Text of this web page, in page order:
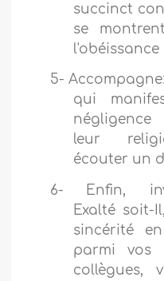
succinct
se
l'obéissance
5-
qui
leur
écouter un
6-
Enfin,
Exalté soit-
sincérité
parmi vos
collègues,